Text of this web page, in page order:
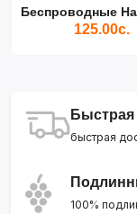
125.00с.
Быстрая
быстрая
100%